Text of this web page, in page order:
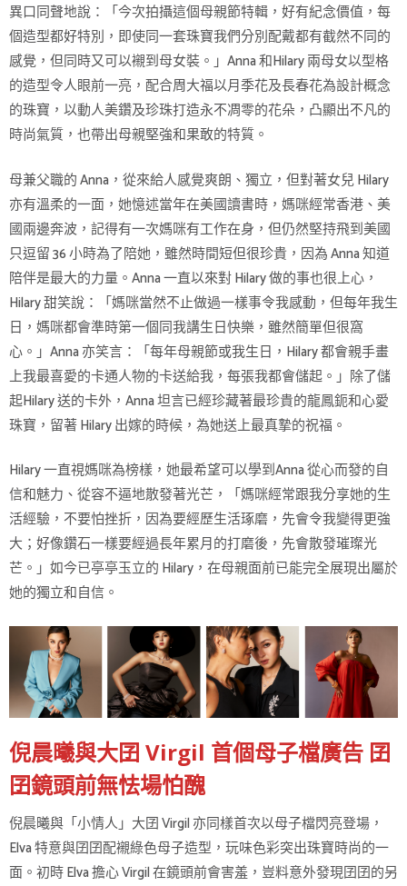
異口同聲地說：「今次拍攝這個母親節特輯，好有紀念價值，每
個造型都好特別，即使同一套珠寶我們分別配戴都有截然不同的
感覺，但同時又可以襯到母女裝。」Anna 和Hilary 兩母女以型格
的造型令人眼前一亮，配合周大福以月季花及長春花為設計概念
的珠寶，以動人美鑽及珍珠打造永不凋零的花朵，凸顯出不凡的
時尚氣質，也帶出母親堅強和果敢的特質。
母兼父職的 Anna，從來給人感覺爽朗、獨立，但對著女兒 Hilary
亦有溫柔的一面，她憶述當年在美國讀書時，媽咪經常香港、美
國兩邊奔波，記得有一次媽咪有工作在身，但仍然堅持飛到美國
只逗留 36 小時為了陪她，雖然時間短但很珍貴，因為 Anna 知道
陪伴是最大的力量。Anna 一直以來對 Hilary 做的事也很上心，
Hilary 甜笑說：「媽咪當然不止做過一樣事令我感動，但每年我生
日，媽咪都會準時第一個同我講生日快樂，雖然簡單但很窩
心。」Anna 亦笑言：「每年母親節或我生日，Hilary 都會親手畫
上我最喜愛的卡通人物的卡送給我，每張我都會儲起。」除了儲
起Hilary 送的卡外，Anna 坦言已經珍藏著最珍貴的龍鳳鈪和心愛
珠寶，留著 Hilary 出嫁的時候，為她送上最真摯的祝福。
Hilary 一直視媽咪為榜樣，她最希望可以學到Anna 從心而發的自
信和魅力、從容不逼地散發著光芒，「媽咪經常跟我分享她的生
活經驗，不要怕挫折，因為要經歷生活琢磨，先會令我變得更強
大；好像鑽石一樣要經過長年累月的打磨後，先會散發璀璨光
芒。」如今已亭亭玉立的 Hilary，在母親面前已能完全展現出屬於
她的獨立和自信。
倪晨曦與大囝 Virgil 首個母子檔廣告 囝
囝鏡頭前無怯場怕醜
倪晨曦與「小情人」大囝 Virgil 亦同樣首次以母子檔閃亮登場，
Elva 特意與囝囝配襯綠色母子造型，玩味色彩突出珠寶時尚的一
面。初時 Elva 擔心 Virgil 在鏡頭前會害羞，豈料意外發現囝囝的另